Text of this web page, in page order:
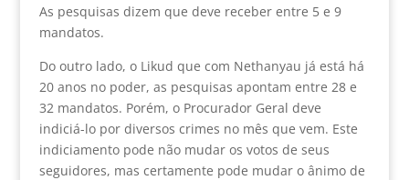
As pesquisas dizem que deve receber entre 5 e 9
mandatos.
Do outro lado, o Likud que com Nethanyau já está há
20 anos no poder, as pesquisas apontam entre 28 e
32 mandatos. Porém, o Procurador Geral deve
indiciá-lo por diversos crimes no mês que vem. Este
indiciamento pode não mudar os votos de seus
seguidores, mas certamente pode mudar o ânimo de